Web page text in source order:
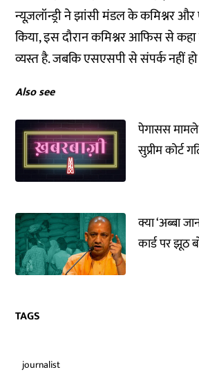
न्यूज़लॉन्ड्री ने झांसी मंडल के कमिश्नर
किया, इस दौरान कमिश्नर आफिस से
व्यस्त है. जबकि एसएसपी से संपर्क नहीं
Also see
पेगासस
सुप्रीम कोर्ट
क्या ‘अब्बा
कार्ड पर झूठ
TAGS
journalist